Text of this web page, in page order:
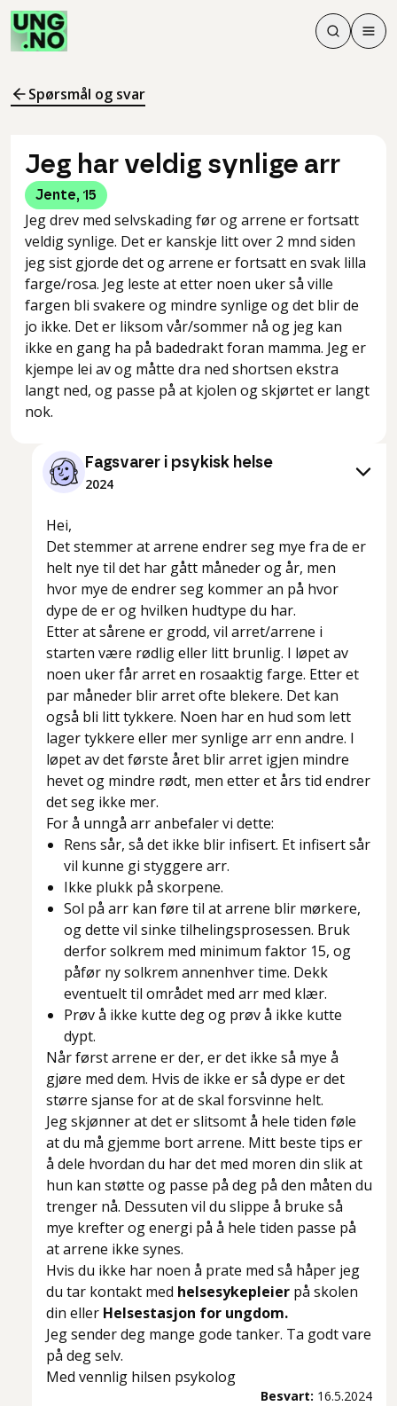
Søk
Søk
Meny
Spørsmål og svar
Jeg har veldig synlige arr
Jente, 15
Jeg drev med selvskading før og arrene er fortsatt
veldig synlige. Det er kanskje litt over 2 mnd siden
jeg sist gjorde det og arrene er fortsatt en svak lilla
farge/rosa. Jeg leste at etter noen uker så ville
fargen bli svakere og mindre synlige og det blir de
jo ikke. Det er liksom vår/sommer nå og jeg kan
ikke en gang ha på badedrakt foran mamma. Jeg er
kjempe lei av og måtte dra ned shortsen ekstra
langt ned, og passe på at kjolen og skjørtet er langt
nok.
Fagsvarer i psykisk helse
2024
Hei,
Det stemmer at arrene endrer seg mye fra de er
helt nye til det har gått måneder og år, men
hvor mye de endrer seg kommer an på hvor
dype de er og hvilken hudtype du har.
Etter at sårene er grodd, vil arret/arrene i
starten være rødlig eller litt brunlig. I løpet av
noen uker får arret en rosaaktig farge. Etter et
par måneder blir arret ofte blekere. Det kan
også bli litt tykkere. Noen har en hud som lett
lager tykkere eller mer synlige arr enn andre. I
løpet av det første året blir arret igjen mindre
hevet og mindre rødt, men etter et års tid endrer
det seg ikke mer.
For å unngå arr anbefaler vi dette:
Rens sår, så det ikke blir infisert. Et infisert sår
vil kunne gi styggere arr.
Ikke plukk på skorpene.
Sol på arr kan føre til at arrene blir mørkere,
og dette vil sinke tilhelingsprosessen. Bruk
derfor solkrem med minimum faktor 15, og
påfør ny solkrem annenhver time. Dekk
eventuelt til området med arr med klær.
Prøv å ikke kutte deg og prøv å ikke kutte
dypt.
Når først arrene er der, er det ikke så mye å
gjøre med dem. Hvis de ikke er så dype er det
større sjanse for at de skal forsvinne helt.
Jeg skjønner at det er slitsomt å hele tiden føle
at du må gjemme bort arrene. Mitt beste tips er
å dele hvordan du har det med moren din slik at
hun kan støtte og passe på deg på den måten du
trenger nå. Dessuten vil du slippe å bruke så
mye krefter og energi på å hele tiden passe på
at arrene ikke synes.
Hvis du ikke har noen å prate med så håper jeg
du tar kontakt med helsesykepleier på skolen
din eller Helsestasjon for ungdom.
Jeg sender deg mange gode tanker. Ta godt vare
på deg selv.
Med vennlig hilsen psykolog
Besvart: 16.5.2024